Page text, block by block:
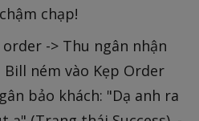
chạp!
order -> Thu ngân nhận
ném vào Kẹp Order
bảo khách: "Dạ anh ra